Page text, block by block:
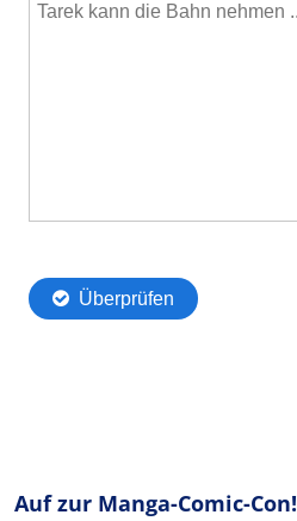
Auf zur Manga-Comic-Con!